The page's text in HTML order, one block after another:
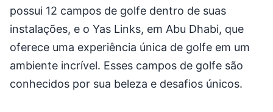
possui 12 campos de golfe dentro de suas
instalações, e o Yas Links, em Abu Dhabi, que
oferece uma experiência única de golfe em um
ambiente incrível. Esses campos de golfe são
conhecidos por sua beleza e desafios únicos.